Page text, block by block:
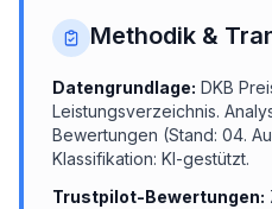
Methodik &
Datengrundlage: DKB
Leistungsverzeichnis.
Bewertungen (Stand: 04.
Klassifikation: KI-gestützt.
Trustpilot-Bewertungen: